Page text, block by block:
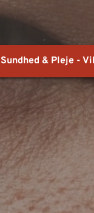
Sundhed & Pleje -